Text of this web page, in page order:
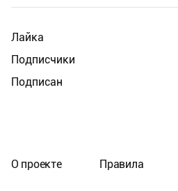
Лайка
Подписчики
Подписан
О проекте Правила